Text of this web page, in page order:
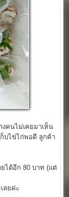
คนไม่เคยมาเห็น
บไข่ไก่พอดี ลูกค้า
ได้อีก 80 บาท (แต่
ลยค่ะ